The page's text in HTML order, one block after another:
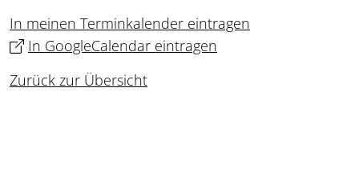
In meinen Terminkalender eintragen
In GoogleCalendar eintragen
Zurück zur Übersicht